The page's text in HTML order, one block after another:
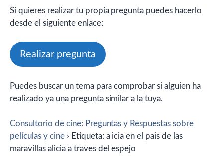
Si quieres realizar tu propia pregunta puedes hacerlo
desde el siguiente enlace:
Realizar pregunta
Puedes buscar un tema para comprobar si alguien ha
realizado ya una pregunta similar a la tuya.
Consultorio de cine: Preguntas y Respuestas sobre
películas y cine › Etiqueta: alicia en el pais de las
maravillas alicia a traves del espejo